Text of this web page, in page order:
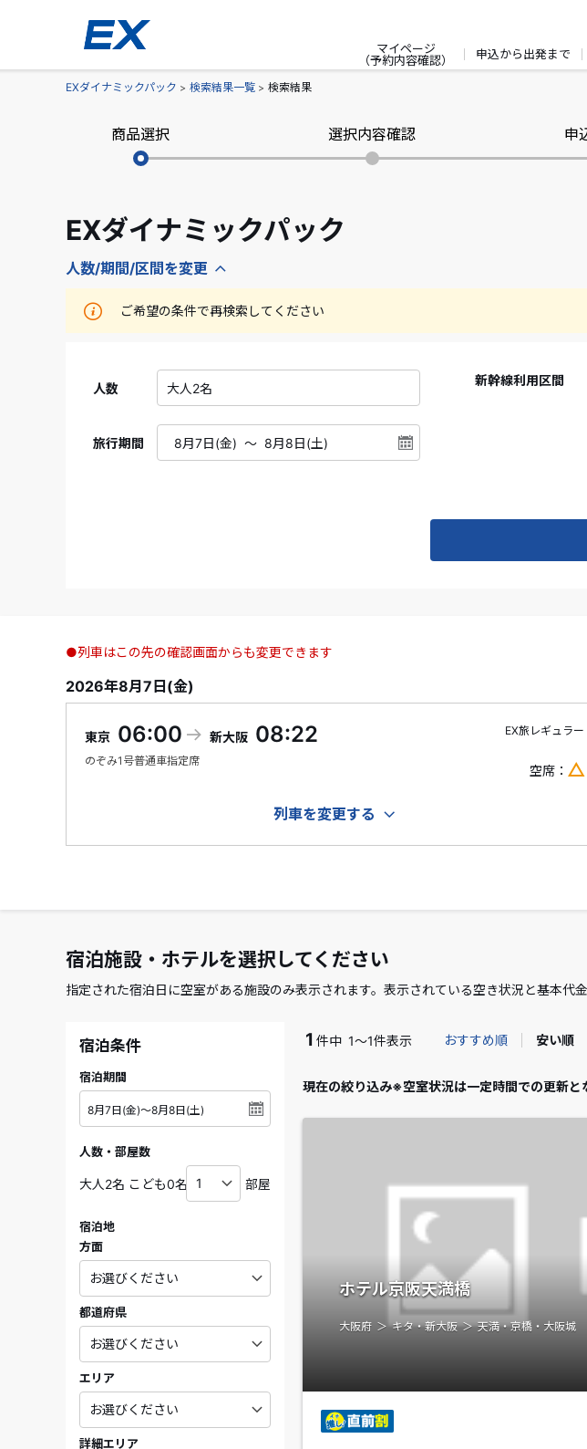
マイページ
（予約内容確認）
申込から出発まで
EXダイナミックパック 検索結果一覧 検索結果
商品選択 選択内容確認 申
EXダイナミックパック
人数/期間/区間を変更
ご希望の条件で再検索してください
人数
旅行期間
新幹線利用区間
●列車はこの先の確認画面からも変更できます
2026年8月7日(金)
東京 06:00 新大阪 08:22
のぞみ1号普通車指定席
EX旅レギュラー
空席
列車を変更する
宿泊施設・ホテルを選択してください
指定された宿泊日に空室がある施設のみ表示されます。表示されている空き状況と基本代
宿泊条件
宿泊期間
人数・部屋数
部屋
宿泊地
方面
都道府県
エリア
詳細エリア
現在の絞り込み※空室状況は一定時間での更新と
1 件中 1～1件表示 おすすめ順 安い順
ホテル京阪天満橋
大阪府 キタ・新大阪 天満・京橋・大阪城